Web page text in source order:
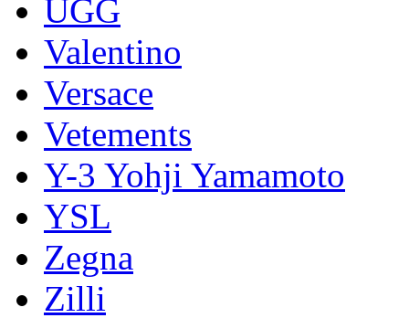
UGG
Valentino
Versace
Vetements
Y-3 Yohji Yamamoto
YSL
Zegna
Zilli